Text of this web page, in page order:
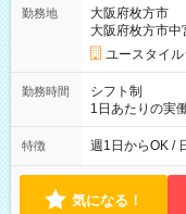
月 ※ 雇用形態
用形態：本採用
勤務地
大阪府枚方市
大阪府枚方市中
ユースタイ
勤務時間
シフト制
1日あたりの実
00 ※週1日～OK ／ 夜勤専従 ＊＊ 勤務時間例 ＊＊ ■22時か
ら翌7時 ■23時から
ます。 ※曜日固
特徴 週1日からOK /
気になる！